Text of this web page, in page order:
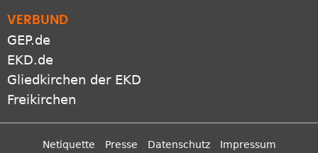
VERBUND
GEP.de
EKD.de
Gliedkirchen der EKD
Freikirchen
Netiquette Presse Datenschutz Impressum